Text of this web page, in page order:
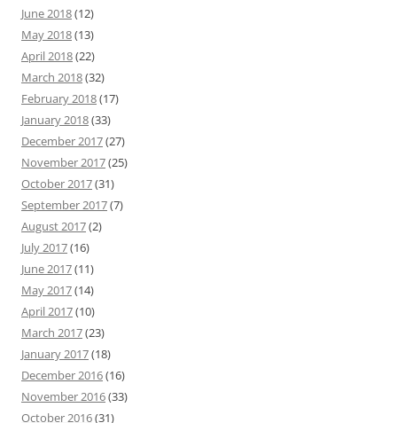
June 2018(12)
May 2018(13)
April 2018(22)
March 2018(32)
February 2018(17)
January 2018(33)
December 2017(27)
November 2017(25)
October 2017(31)
September 2017(7)
August 2017(2)
July 2017(16)
June 2017(11)
May 2017(14)
April 2017(10)
March 2017(23)
January 2017(18)
December 2016(16)
November 2016(33)
October 2016(31)